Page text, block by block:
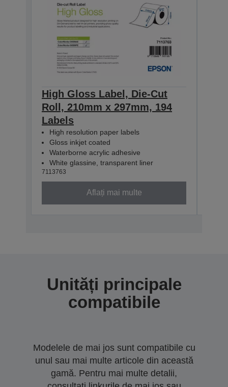
High Gloss Label, Die-Cut
Roll, 210mm x 297mm, 194
Labels
High resolution paper labels
Gloss inkjet coated
Waterborne acrylic adhesive
White glassine, transparent liner
7113763
Aflați mai multe
Unități principale
compatibile
Modelele de mai jos sunt compatibile cu
unul sau mai multe articole din această
gamă. Pentru mai multe detalii,